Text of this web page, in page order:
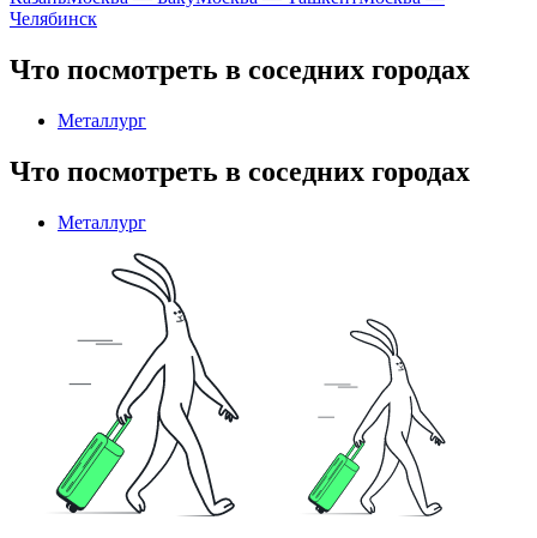
Челябинск
Что посмотреть в соседних городах
Металлург
Что посмотреть в соседних городах
Металлург